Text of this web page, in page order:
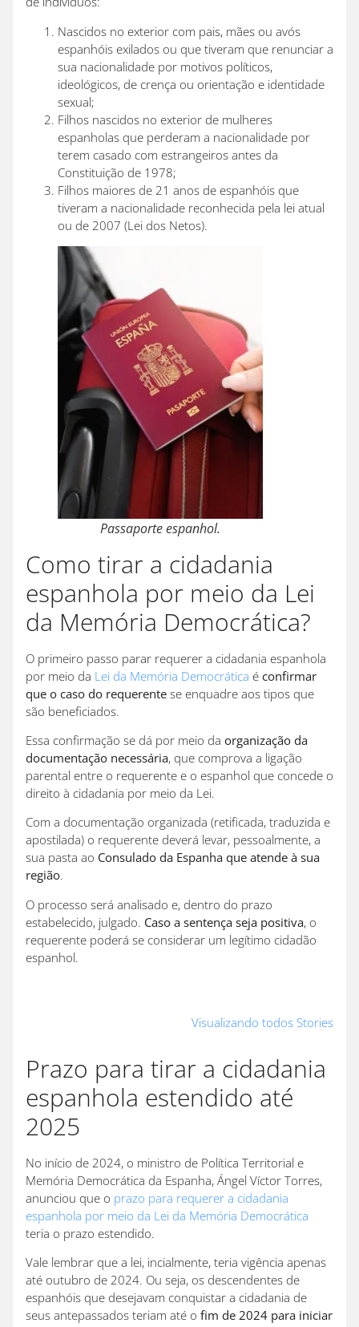
Nascidos no exterior com pais, mães ou avós
espanhóis exilados ou que tiveram que renunciar a
sua nacionalidade por motivos políticos,
ideológicos, de crença ou orientação e identidade
sexual;
Filhos nascidos no exterior de mulheres
espanholas que perderam a nacionalidade por
terem casado com estrangeiros antes da
Constituição de 1978;
Filhos maiores de 21 anos de espanhóis que
tiveram a nacionalidade reconhecida pela lei atual
ou de 2007 (Lei dos Netos).
Passaporte espanhol.
Como tirar a cidadania
espanhola por meio da Lei
da Memória Democrática?
O primeiro passo parar requerer a cidadania espanhola
por meio da Lei da Memória Democrática é confirmar
que o caso do requerente se enquadre aos tipos que
são beneficiados.
Essa confirmação se dá por meio da organização da
documentação necessária, que comprova a ligação
parental entre o requerente e o espanhol que concede o
direito à cidadania por meio da Lei.
Com a documentação organizada (retificada, traduzida e
apostilada) o requerente deverá levar, pessoalmente, a
sua pasta ao Consulado da Espanha que atende à sua
região.
O processo será analisado e, dentro do prazo
estabelecido, julgado. Caso a sentença seja positiva, o
requerente poderá se considerar um legítimo cidadão
espanhol.
Visualizando todos Stories
especialistas
pesquisar o
usando o
Arquivo
Nacional
como é
Prazo para tirar a cidadania
espanhola estendido até
2025
No início de 2024, o ministro de Política Territorial e
Memória Democrática da Espanha, Ángel Víctor Torres,
anunciou que o prazo para requerer a cidadania
espanhola por meio da Lei da Memória Democrática
teria o prazo estendido.
Vale lembrar que a lei, incialmente, teria vigência apenas
até outubro de 2024. Ou seja, os descendentes de
espanhóis que desejavam conquistar a cidadania de
seus antepassados teriam até o fim de 2024 para iniciar